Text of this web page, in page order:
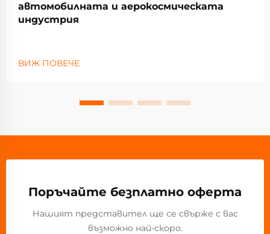
автомобилната и аерокосмическата
индустрия
ВИЖ ПОВЕЧЕ
Поръчайте безплатно оферта
Нашият представител ще се свърже с вас
възможно най-скоро.